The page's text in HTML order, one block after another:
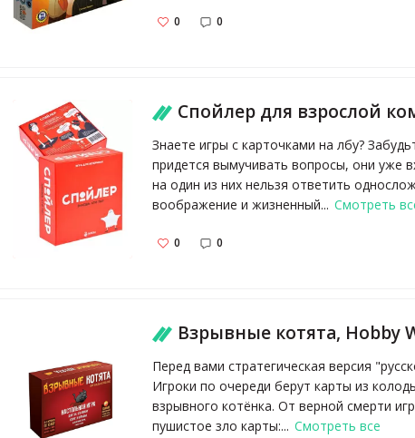
0 0
Спойлер для взрослой компании и для детей от 12 лет / Для вечеринки, веселая игра Экивоки 11787266 купить за 990 ₽ в
Знаете игры с карточками на лбу?
придется вымучивать вопросы, они уже
на один из них нельзя ответить
воображение и жизненный... Смотреть
0 0
Взрывные котята, Hobby
Перед вами стратегическая версия
Игроки по очереди берут карты из
взрывного котёнка. От верной смерти
пушистое зло карты:... Смотреть все